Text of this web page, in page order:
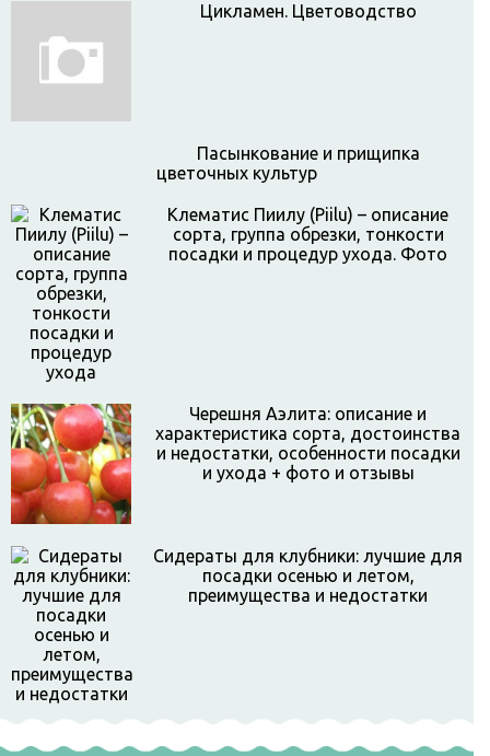
Цикламен. Цветоводство
Пасынкование и прищипка
цветочных культур
Клематис Пиилу (Piilu) – описание
сорта, группа обрезки, тонкости
посадки и процедур ухода. Фото
Черешня Аэлита: описание и
характеристика сорта, достоинства
и недостатки, особенности посадки
и ухода + фото и отзывы
Сидераты для клубники: лучшие для
посадки осенью и летом,
преимущества и недостатки